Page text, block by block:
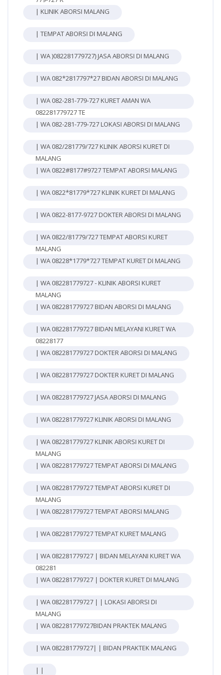
| KLINIK ABORSI MALANG
| TEMPAT ABORSI DI MALANG
| WA )082281779727) JASA ABORSI DI MALANG
| WA 082*2817797*27 BIDAN ABORSI DI MALANG
| WA 082-281-779-727 KURET AMAN WA
082281779727 TE
| WA 082-281-779-727 LOKASI ABORSI DI MALANG
| WA 082/281779/727 KLINIK ABORSI KURET DI
MALANG
| WA 0822#8177#9727 TEMPAT ABORSI MALANG
| WA 0822*81779*727 KLINIK KURET DI MALANG
| WA 0822-8177-9727 DOKTER ABORSI DI MALANG
| WA 0822/81779/727 TEMPAT ABORSI KURET
MALANG
| WA 08228*1779*727 TEMPAT KURET DI MALANG
| WA 082281779727 - KLINIK ABORSI KURET
MALANG
| WA 082281779727 BIDAN ABORSI DI MALANG
| WA 082281779727 BIDAN MELAYANI KURET WA
08228177
| WA 082281779727 DOKTER ABORSI DI MALANG
| WA 082281779727 DOKTER KURET DI MALANG
| WA 082281779727 JASA ABORSI DI MALANG
| WA 082281779727 KLINIK ABORSI DI MALANG
| WA 082281779727 KLINIK ABORSI KURET DI
MALANG
| WA 082281779727 TEMPAT ABORSI DI MALANG
| WA 082281779727 TEMPAT ABORSI KURET DI
MALANG
| WA 082281779727 TEMPAT ABORSI MALANG
| WA 082281779727 TEMPAT KURET MALANG
| WA 082281779727 | BIDAN MELAYANI KURET WA
082281
| WA 082281779727 | DOKTER KURET DI MALANG
| WA 082281779727 | | LOKASI ABORSI DI
MALANG
| WA 082281779727BIDAN PRAKTEK MALANG
| WA 082281779727| | BIDAN PRAKTEK MALANG
| |